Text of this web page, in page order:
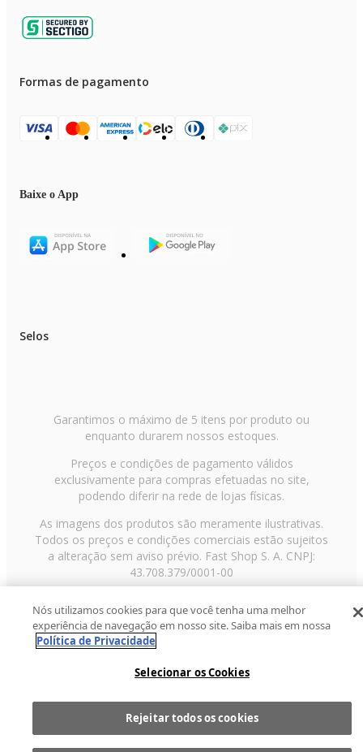
Formas de pagamento
Baixe o App
Selos
Garantimos o máximo de 5 itens por produto ou
enquanto durarem nossos estoques.
Preços e condições de pagamento válidos
exclusivamente para compras efetuadas no site,
podendo diferir na rede de lojas físicas.
As imagens dos produtos são meramente ilustrativas.
Todos os preços e condições comerciais estão sujeitos
a alteração sem aviso prévio. Fast Shop S. A. CNPJ:
43.708.379/0001-00
Paulo/SP, CEP 02029-001, Telefone: 11 3003-3728 ©
2013 Fast Shop - Todos os direitos reservadosRF
Nós utilizamos cookies para que você tenha uma melhor
experiência de navegação em nosso site. Saiba mais em nossa
Política de Privacidade
Selecionar os Cookies
Rejeitar todos os cookies